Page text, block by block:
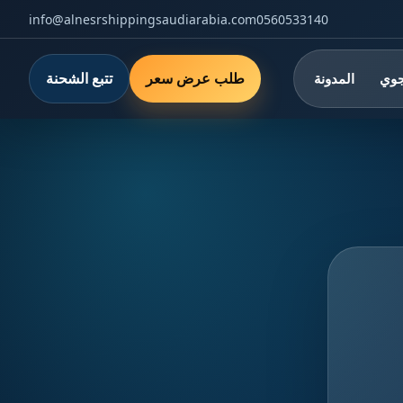
0560533140
info@alnesrshippingsaudiarabia.com
المدونة طلب عرض سعر تتبع الشحنة